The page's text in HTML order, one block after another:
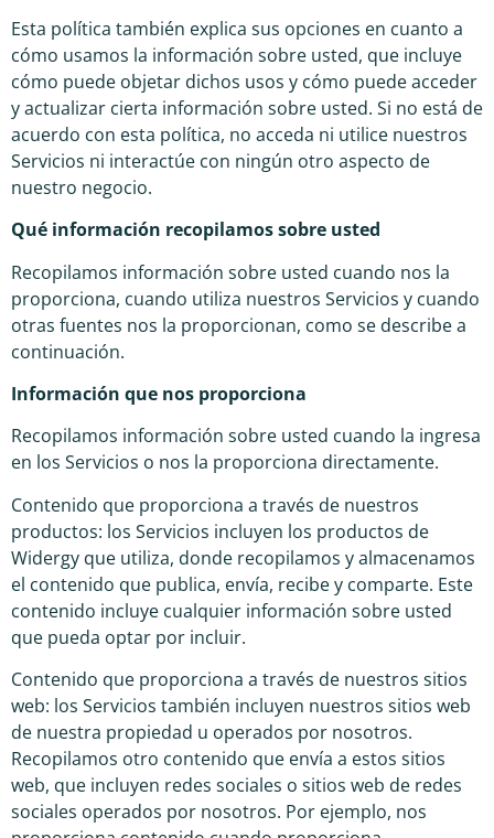
Esta política también explica sus opciones en cuanto a
cómo usamos la información sobre usted, que incluye
cómo puede objetar dichos usos y cómo puede acceder
y actualizar cierta información sobre usted. Si no está de
acuerdo con esta política, no acceda ni utilice nuestros
Servicios ni interactúe con ningún otro aspecto de
nuestro negocio.
Qué información recopilamos sobre usted
Recopilamos información sobre usted cuando nos la
proporciona, cuando utiliza nuestros Servicios y cuando
otras fuentes nos la proporcionan, como se describe a
continuación.
Información que nos proporciona
Recopilamos información sobre usted cuando la ingresa
en los Servicios o nos la proporciona directamente.
Contenido que proporciona a través de nuestros
productos: los Servicios incluyen los productos de
Widergy que utiliza, donde recopilamos y almacenamos
el contenido que publica, envía, recibe y comparte. Este
contenido incluye cualquier información sobre usted
que pueda optar por incluir.
Contenido que proporciona a través de nuestros sitios
web: los Servicios también incluyen nuestros sitios web
de nuestra propiedad u operados por nosotros.
Recopilamos otro contenido que envía a estos sitios
web, que incluyen redes sociales o sitios web de redes
sociales operados por nosotros. Por ejemplo, nos